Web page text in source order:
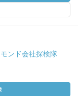
発したいという
ンド会社探検隊